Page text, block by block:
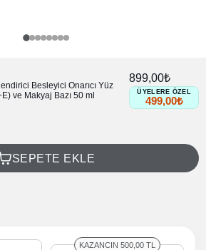
Besleyici Onarıcı Yüz
ve Makyaj Bazı 50 ml
899,00₺
ÜYELERE ÖZEL
499,00₺
SEPETE EKLE
KAZANCIN 500,00 TL